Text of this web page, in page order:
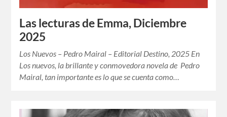
Las lecturas de Emma, Diciembre
2025
Los Nuevos – Pedro Mairal – Editorial Destino, 2025 En
Los nuevos, la brillante y conmovedora novela de Pedro
Mairal, tan importante es lo que se cuenta como…